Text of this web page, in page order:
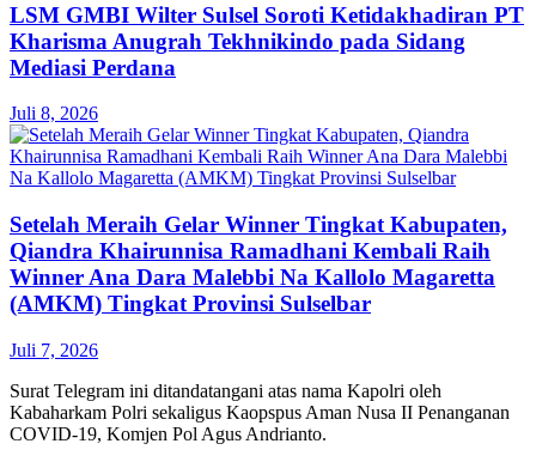
LSM GMBI Wilter Sulsel Soroti Ketidakhadiran PT
Kharisma Anugrah Tekhnikindo pada Sidang
Mediasi Perdana
Juli 8, 2026
Setelah Meraih Gelar Winner Tingkat Kabupaten,
Qiandra Khairunnisa Ramadhani Kembali Raih
Winner Ana Dara Malebbi Na Kallolo Magaretta
(AMKM) Tingkat Provinsi Sulselbar
Juli 7, 2026
Surat Telegram ini ditandatangani atas nama Kapolri oleh
Kabaharkam Polri sekaligus Kaopspus Aman Nusa II Penanganan
COVID-19, Komjen Pol Agus Andrianto.